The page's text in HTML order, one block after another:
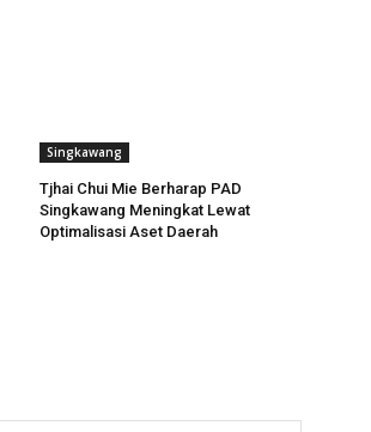
Singkawang
Tjhai Chui Mie Berharap PAD
Singkawang Meningkat Lewat
Optimalisasi Aset Daerah